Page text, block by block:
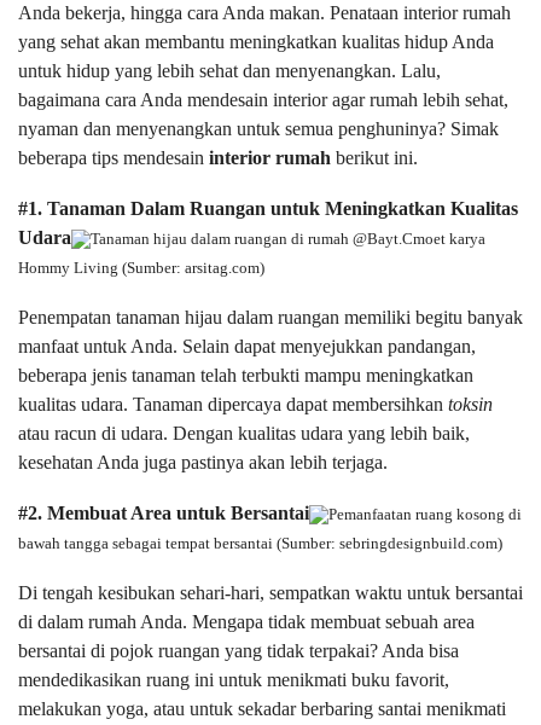
Anda bekerja, hingga cara Anda makan. Penataan interior rumah
yang sehat akan membantu meningkatkan kualitas hidup Anda
untuk hidup yang lebih sehat dan menyenangkan. Lalu,
bagaimana cara Anda mendesain interior agar rumah lebih sehat,
nyaman dan menyenangkan untuk semua penghuninya? Simak
beberapa tips mendesain interior rumah berikut ini.
#1. Tanaman Dalam Ruangan untuk Meningkatkan Kualitas
Udara
Tanaman hijau dalam ruangan di rumah @Bayt.Cmoet karya
Hommy Living (Sumber: arsitag.com)
Penempatan tanaman hijau dalam ruangan memiliki begitu banyak
manfaat untuk Anda. Selain dapat menyejukkan pandangan,
beberapa jenis tanaman telah terbukti mampu meningkatkan
kualitas udara. Tanaman dipercaya dapat membersihkan toksin
atau racun di udara. Dengan kualitas udara yang lebih baik,
kesehatan Anda juga pastinya akan lebih terjaga.
#2. Membuat Area untuk Bersantai
Pemanfaatan ruang kosong di
bawah tangga sebagai tempat bersantai (Sumber: sebringdesignbuild.com)
Di tengah kesibukan sehari-hari, sempatkan waktu untuk bersantai
di dalam rumah Anda. Mengapa tidak membuat sebuah area
bersantai di pojok ruangan yang tidak terpakai? Anda bisa
mendedikasikan ruang ini untuk menikmati buku favorit,
melakukan yoga, atau untuk sekadar berbaring santai menikmati